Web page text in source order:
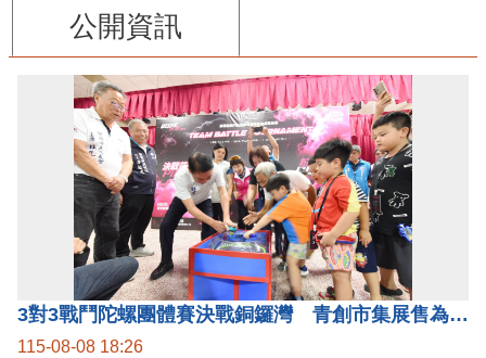
公開資訊
3對3戰鬥陀螺團體賽決戰銅鑼灣 青創市集展售為父親節增添繽紛
115-08-08 18:26